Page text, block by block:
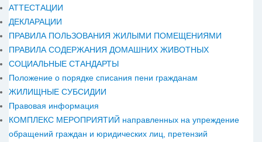
АТТЕСТАЦИИ
ДЕКЛАРАЦИИ
ПРАВИЛА ПОЛЬЗОВАНИЯ ЖИЛЫМИ ПОМЕЩЕНИЯМИ
ПРАВИЛА СОДЕРЖАНИЯ ДОМАШНИХ ЖИВОТНЫХ
СОЦИАЛЬНЫЕ СТАНДАРТЫ
Положение о порядке списания пени гражданам
ЖИЛИЩНЫЕ СУБСИДИИ
Правовая информация
КОМПЛЕКС МЕРОПРИЯТИЙ направленных на упреждение
обращений граждан и юридических лиц, претензий